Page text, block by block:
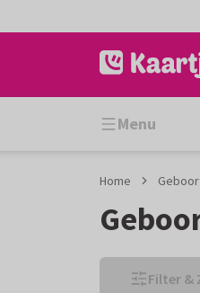
naar
naar
Menu
Home
Filter &